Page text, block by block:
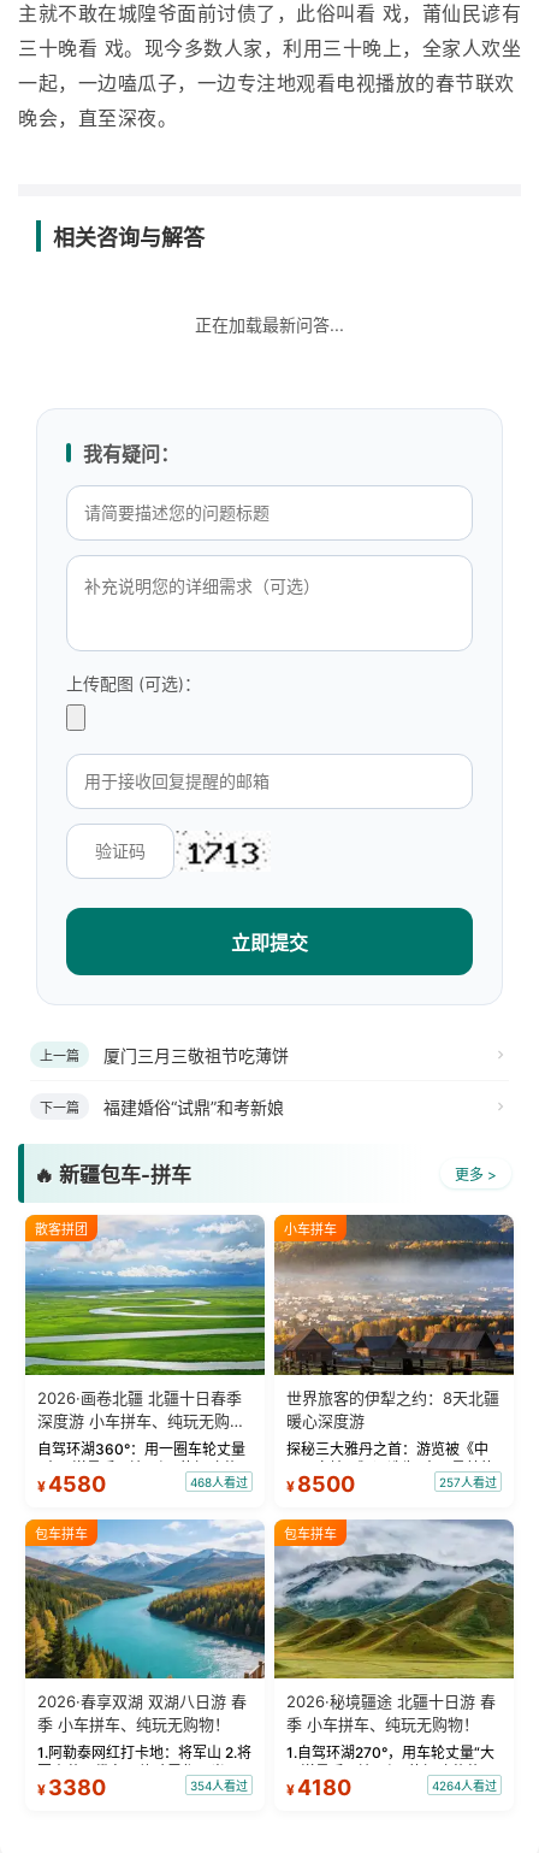
主就不敢在城隍爷面前讨债了，此俗叫看 戏，莆仙民谚有
三十晚看 戏。现今多数人家，利用三十晚上，全家人欢坐
一起，一边嗑瓜子，一边专注地观看电视播放的春节联欢
晚会，直至深夜。
相关咨询与解答
正在加载最新问答...
我有疑问：
上传配图 (可选)：
立即提交
上一篇 厦门三月三敬祖节吃薄饼
下一篇 福建婚俗“试鼎”和考新娘
🔥 新疆包车-拼车 更多 >
散客拼团
2026·画卷北疆 北疆十日春季
深度游 小车拼车、纯玩无购
物！
自驾环湖360°：用一圈车轮丈量
“大西洋最后一滴眼泪”的极致蔚
蓝。 赛湖旅拍：甄选多款风格服
绝美瞬间。 赛湖坦克300跟车视
频：专业摄影师...
¥4580 468人看过
小车拼车
世界旅客的伊犁之约：8天北疆
暖心深度游
探秘三大雅丹之首：游览被《中
国国家地理》评选为“中国最美的
三大雅丹”第一名的克拉玛依魔鬼
瓦人最大村落——禾木村，欣赏
晨雾与小木...
¥ 8500 257人看过
包车拼车
2026·春享双湖 双湖八日游 春
季 小车拼车、纯玩无购物！
1.阿勒泰网红打卡地：将军山 2.将
军山落日缆车，体验雪都风光 3.
将军山，夕阳派对，蹦迪party 4.
¥ 3380 354人看过
包车拼车
2026·秘境疆途 北疆十日游 春
季 小车拼车、纯玩无购物！
1.自驾环湖270°，用车轮丈量“大
西洋最后一滴眼泪”的极致蔚蓝，
让雪山、花海与深邃湖水在转弯
¥4180 4264人看过